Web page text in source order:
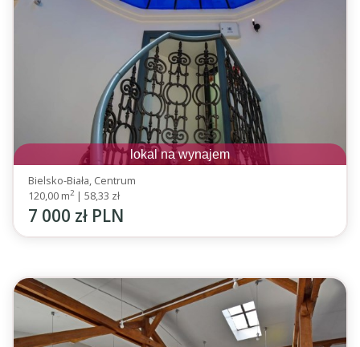
lokal na wynajem
Bielsko-Biała, Centrum
120,00 m2 | 58,33 zł
7 000 zł PLN